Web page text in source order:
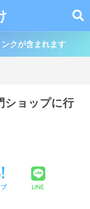
クが含まれます
ショップに行
LINE